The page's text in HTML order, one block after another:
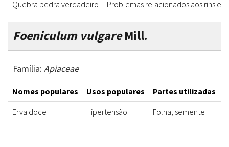
Quebra pedra verdadeiro
Problemas relacionados aos rins e
Foeniculum vulgareMill.
Família: Apiaceae
Nomes populares Usos populares Partes utilizadas
Erva doce
Hipertensão Folha, semente